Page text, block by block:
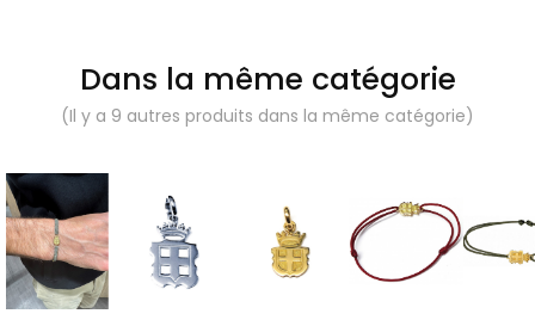
Dans la même catégorie
(Il y a 9 autres produits dans la même catégorie)